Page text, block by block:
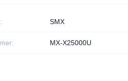
SMX
MX-X25000U